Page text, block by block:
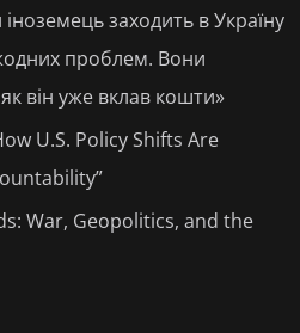
заходить в Україну
проблем. Вони
він уже вклав кошти»
U.S. Policy Shifts Are
War, Geopolitics, and the